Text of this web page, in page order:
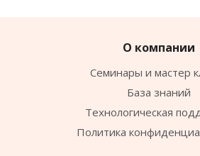
О компании
Семинары и мастер
База знаний
Технологическая
Политика